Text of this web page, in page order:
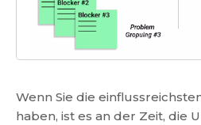
Wenn Sie die
haben, ist es an der Zeit, die